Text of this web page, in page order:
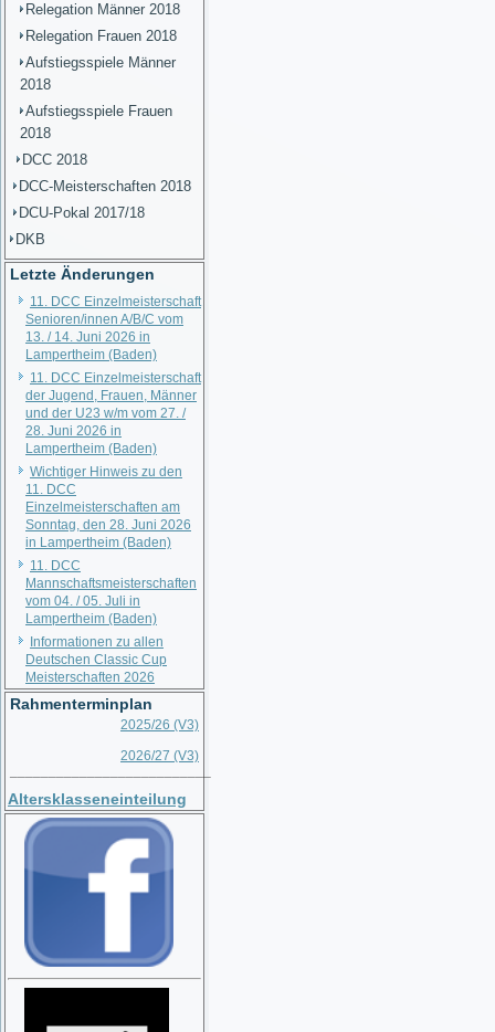
Relegation Männer 2018
Relegation Frauen 2018
Aufstiegsspiele Männer
2018
Aufstiegsspiele Frauen
2018
DCC 2018
DCC-Meisterschaften 2018
DCU-Pokal 2017/18
DKB
Letzte Änderungen
11. DCC Einzelmeisterschaft
Senioren/innen A/B/C vom
13. / 14. Juni 2026 in
Lampertheim (Baden)
11. DCC Einzelmeisterschaft
der Jugend, Frauen, Männer
und der U23 w/m vom 27. /
28. Juni 2026 in
Lampertheim (Baden)
Wichtiger Hinweis zu den
11. DCC
Einzelmeisterschaften am
Sonntag, den 28. Juni 2026
in Lampertheim (Baden)
11. DCC
Mannschaftsmeisterschaften
vom 04. / 05. Juli in
Lampertheim (Baden)
Informationen zu allen
Deutschen Classic Cup
Meisterschaften 2026
Rahmenterminplan
2025/26 (V3)
2026/27 (V3)
Altersklasseneinteilung